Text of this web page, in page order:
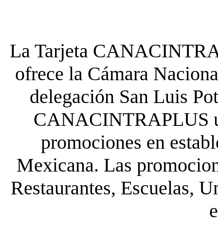
La Tarjeta
ofrece la Cámara
delegación San Luis
CANACINTRAPLUS
promociones en
Mexicana. Las
Restaurantes, Escuelas,